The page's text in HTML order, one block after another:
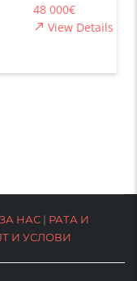
48 000€
View Details
ЗА НАС | РАТА И
И УСЛОВИ